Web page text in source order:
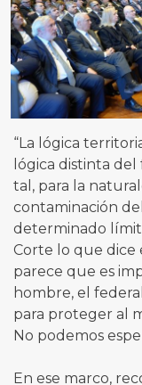
“La lógica
lógica distinta
tal, para la
contaminación
determinado
Corte lo que dice
parece que es
hombre, el
para proteger al
No podemos
En ese marco,